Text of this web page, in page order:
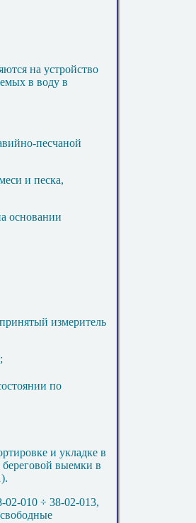
на устройство
в воду в
ийно-песчаной
и песка,
основании
измеритель
по
и укладке в
выемки в
.
02-010 ÷ 38-02-013,